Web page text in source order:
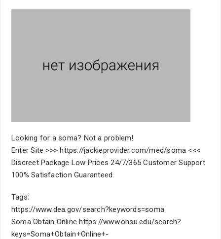
Looking for a soma? Not a problem!
Enter Site >>> https://jackieprovider.com/med/soma <<<
Discreet Package Low Prices 24/7/365 Customer Support
100% Satisfaction Guaranteed.
Tags:
https://www.dea.gov/search?keywords=soma
Soma Obtain Online https://www.ohsu.edu/search?
keys=Soma+Obtain+Online+-